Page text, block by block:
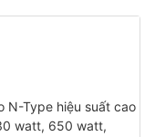
quang điện.